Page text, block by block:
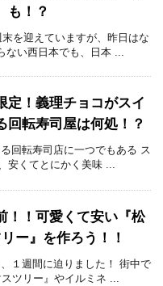
も！？
を迎えていますが、昨日はな
ない西日本でも、日本 ...
定！義理チョコがスイ
回転寿司屋は何処！？
回転寿司店に一つでもある ス
安くてとにかく美味 ...
！！可愛くて安い『松
ー』を作ろう！！
１週間に迫りました！ 街中で
ツリー』やイルミネ ...